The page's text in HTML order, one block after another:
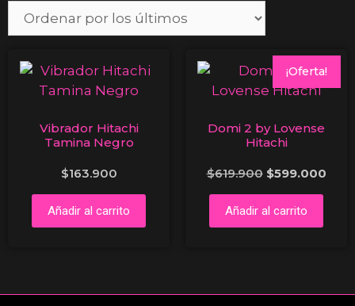
Vibrador Hitachi
Tamina Negro
$163.900
Añadir al carrito
¡Oferta!
Domi 2 by Lovense
Hitachi
$619.900 $599.000
Añadir al carrito